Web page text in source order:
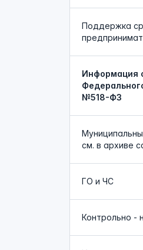
Поддержка
Информация
№518-ФЗ
см. в архиве
ГО и ЧС
Контрольно -